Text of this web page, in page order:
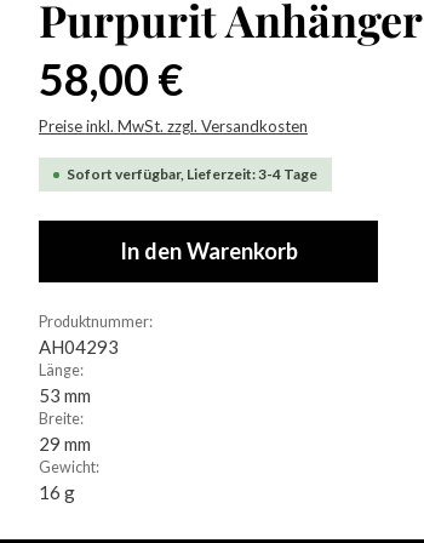
Purpurit Anhänger
58,00 €
Preise inkl. MwSt. zzgl. Versandkosten
Sofort verfügbar, Lieferzeit: 3-4 Tage
In den Warenkorb
Produktnummer:
AH04293
Länge:
53 mm
Breite:
29 mm
Gewicht:
16 g